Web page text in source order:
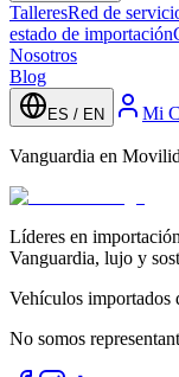
TalleresRed de
estado de importación
Nosotros
Blog
ES / EN Mi
Vanguardia en
Líderes en
Vanguardia, lujo y
Vehículos importados
No somos